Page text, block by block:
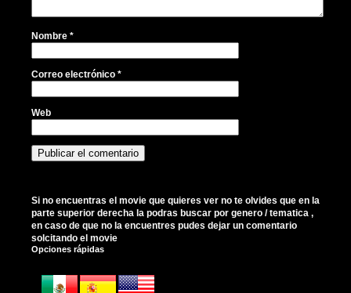
Nombre *
Correo electrónico *
Web
Si no encuentras el movie que quieres ver no te olvides que en la
parte superior derecha la podras buscar por genero / tematica ,
en caso de que no la encuentres pudes dejar un comentario
solcitando el movie
Opciones rápidas